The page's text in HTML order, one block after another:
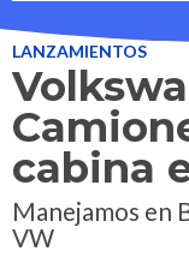
LANZAMIENTOS
cabina
Manejamos en
VW